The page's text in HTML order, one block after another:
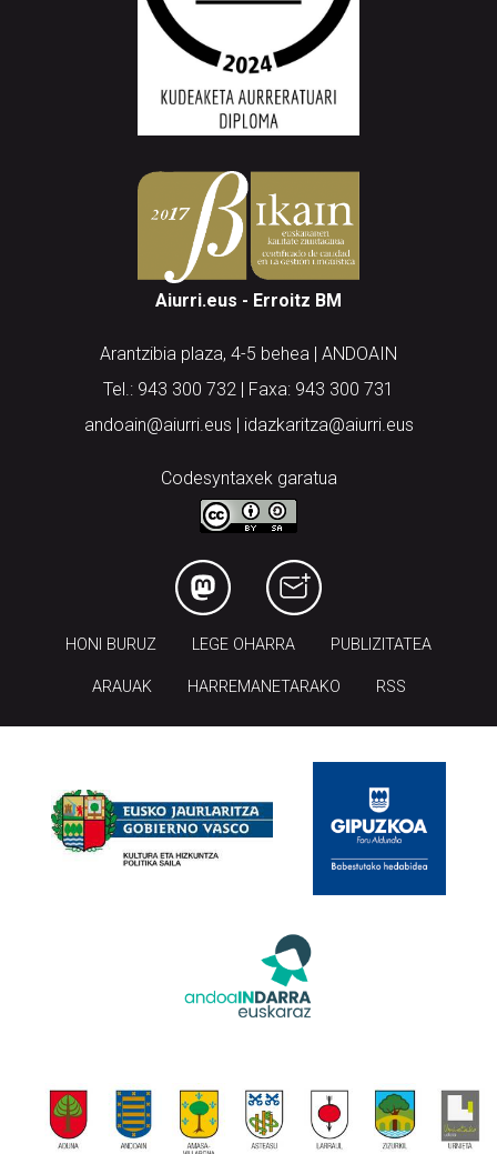
Aiurri.eus - Erroitz BM
Arantzibia plaza, 4-5 behea | ANDOAIN
Tel.: 943 300 732 | Faxa: 943 300 731
andoain@aiurri.eus | idazkaritza@aiurri.eus
Codesyntaxek garatua
HONI BURUZ LEGE OHARRA PUBLIZITATEA
ARAUAK HARREMANETARAKO RSS